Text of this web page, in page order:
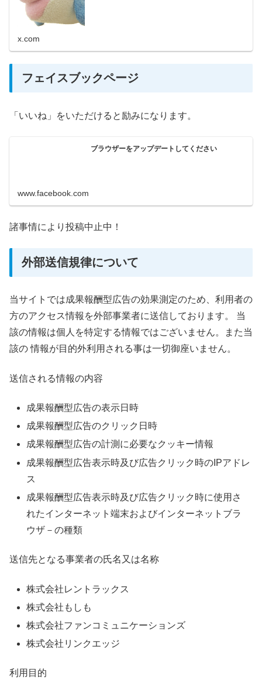
x.com
フェイスブックページ
「いいね」をいただけると励みになります。
ブラウザーをアップデートしてください
www.facebook.com
諸事情により投稿中止中！
外部送信規律について
当サイトでは成果報酬型広告の効果測定のため、利用者の
方のアクセス情報を外部事業者に送信しております。 当
該の情報は個人を特定する情報ではございません。また当
該の 情報が目的外利用される事は一切御座いません。
送信される情報の内容
成果報酬型広告の表示日時
成果報酬型広告のクリック日時
成果報酬型広告の計測に必要なクッキー情報
成果報酬型広告表示時及び広告クリック時のIPアドレ
ス
成果報酬型広告表示時及び広告クリック時に使用さ
れたインターネット端末およびインターネットブラ
ウザ－の種類
送信先となる事業者の氏名又は名称
株式会社レントラックス
株式会社もしも
株式会社ファンコミュニケーションズ
株式会社リンクエッジ
利用目的